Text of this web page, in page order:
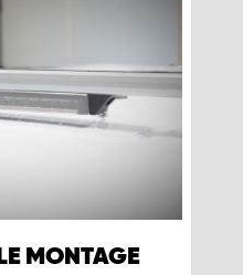
MONTAGE